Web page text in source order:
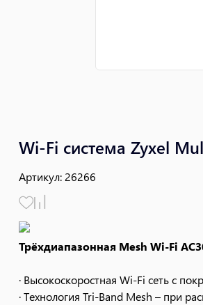
Wi-Fi система Zyxel
Артикул: 26266
Трёхдиапазонная Mesh Wi-Fi
· Высокоскоростная Wi-Fi сеть с
· Технология Tri-Band Mesh – при